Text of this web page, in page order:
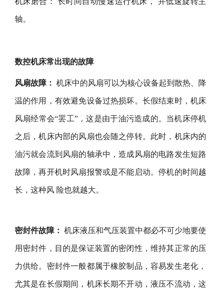
轴。
数控机床常出现的故障
风扇故障： 机床中的风扇可以为核心设备起到散热、降
温的作用，有效避免设备过热损坏。长假结束时，机床
风扇经常会“罢工”，这是由于油污造成的。当机床停机
之后，机床内部的风扇也会随之停转。此时，机床内的
油污就会流到风扇的轴承中，造成风扇的电路发生短路
故障，再开机时风扇报警或是不能启动。停机的时间越
长，这种风 险也就越大。
密封件故障： 机床液压和气压装置中都必不可少地要使
用密封件，目的是保证装置的密闭性，维持其正常的压
力供给。密封件一般都属于橡胶制品，容易发生老化，
尤其是在长假期间，机床长期不开动，液压不流动，这